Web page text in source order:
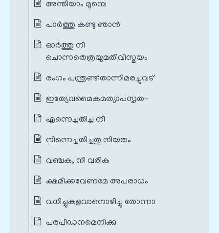
അന്തിയാം മുമ്പെ
പാർത്തു കണ്ടു ഞാൻ
ഓർത്തു നീ
ചൊന്നതെത്രയുമതിവിസ്മയം
രംഗം പന്ത്രണ്ട്‌:താന്നിമരച്ചുവട്‌
ഇത്യേവമൈകമത്യാപസൃത-
എന്നെച്ചതിച്ച നീ
നിന്നെച്ചതിച്ചതു നിയതം
വഞ്ചക, നീ വരിക
ക്ഷമിക്കവേണമേ അപരാധം
വധിച്ചുകളവാനൊഴിച്ചു തോന്നാ
പരപീഡനമെനിക്കു